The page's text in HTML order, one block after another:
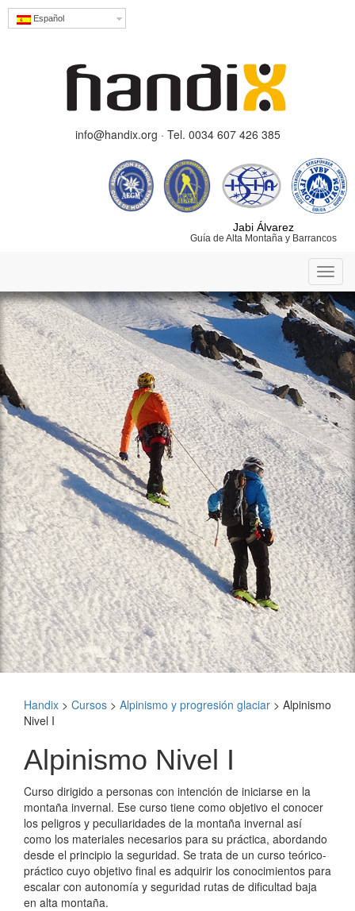
Español
info@handix.org · Tel. 0034 607 426 385
Jabi Álvarez
Guía de Alta Montaña y Barrancos
Handix > Cursos > Alpinismo y progresión glaciar > Alpinismo
Nivel I
Alpinismo Nivel I
Curso dirigido a personas con intención de iniciarse en la
montaña invernal. Ese curso tiene como objetivo el conocer
los peligros y peculiaridades de la montaña invernal así
como los materiales necesarios para su práctica, abordando
desde el principio la seguridad. Se trata de un curso teórico-
práctico cuyo objetivo final es adquirir los conocimientos para
escalar con autonomía y seguridad rutas de dificultad baja
en alta montaña.